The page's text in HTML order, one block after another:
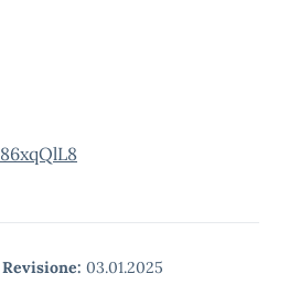
Revisione: 03.01.2025